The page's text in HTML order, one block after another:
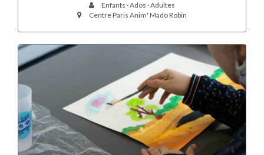
Enfants · Ados · Adultes
Centre Paris Anim' Mado Robin